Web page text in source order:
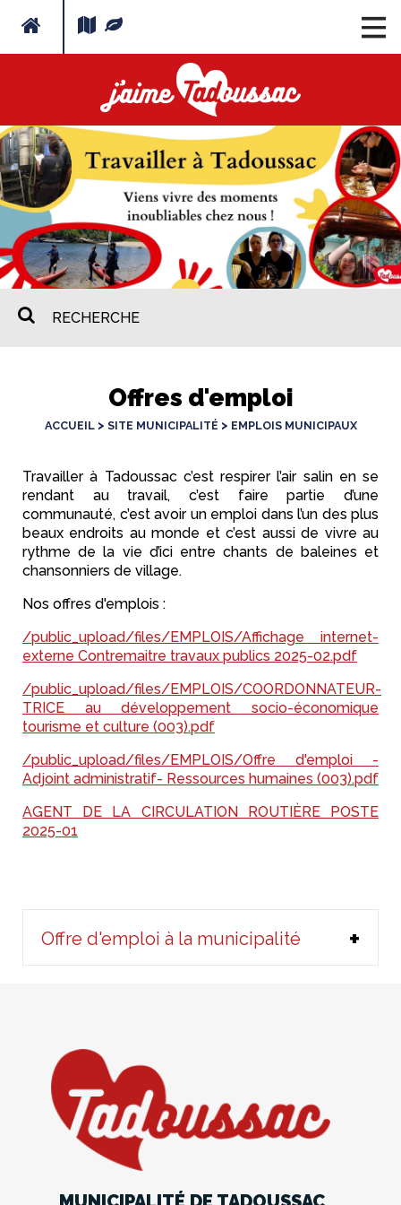
Offres d'emploi
ACCUEIL> SITE MUNICIPALITÉ > EMPLOIS MUNICIPAUX
Travailler à Tadoussac c’est respirer l’air salin en se
rendant au travail, c’est faire partie d’une
communauté, c’est avoir un emploi dans l’un des plus
beaux endroits au monde et c’est aussi de vivre au
rythme de la vie d’ici entre chants de baleines et
chansonniers de village.
Nos offres d'emplois :
/public_upload/files/EMPLOIS/Affichage internet-
externe Contremaitre travaux publics 2025-02.pdf
/public_upload/files/EMPLOIS/COORDONNATEUR-
TRICE au développement socio-économique
tourisme et culture (003).pdf
/public_upload/files/EMPLOIS/Offre d'emploi -
Adjoint administratif- Ressources humaines (003).pdf
AGENT DE LA CIRCULATION ROUTIÈRE POSTE
2025-01
Offre d'emploi à la municipalité